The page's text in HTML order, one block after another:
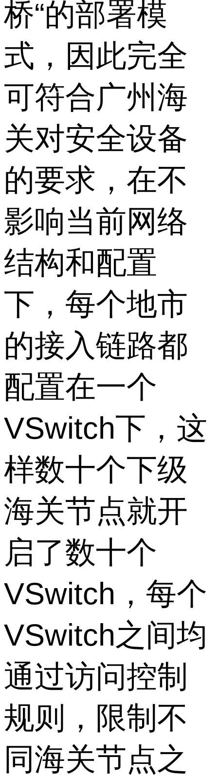
桥“的部署模
式，因此完全
可符合广州海
关对安全设备
的要求，在不
影响当前网络
结构和配置
下，每个地市
的接入链路都
配置在一个
VSwitch下，这
样数十个下级
海关节点就开
启了数十个
VSwitch，每个
VSwitch之间均
通过访问控制
规则，限制不
同海关节点之